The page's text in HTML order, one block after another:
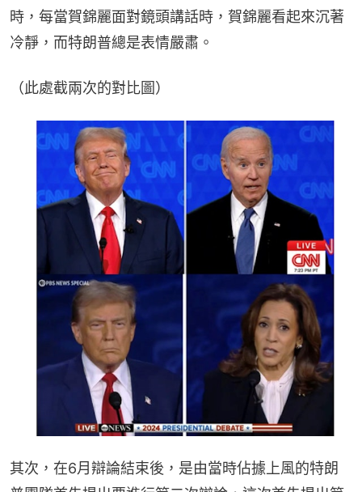
時，每當賀錦麗面對鏡頭講話時，賀錦麗看起來沉著
冷靜，而特朗普總是表情嚴肅。
（此處截兩次的對比圖）
其次，在6月辯論結束後，是由當時佔據上風的特朗